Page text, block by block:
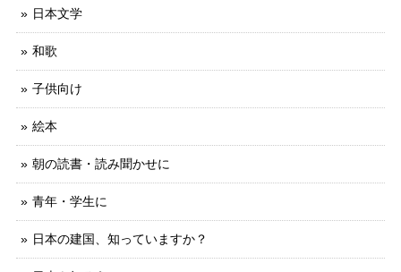
日本文学
和歌
子供向け
絵本
朝の読書・読み聞かせに
青年・学生に
日本の建国、知っていますか？